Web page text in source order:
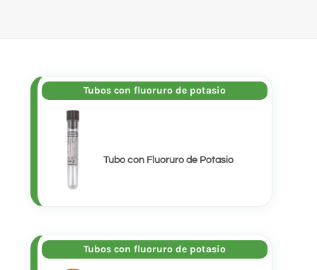
Tubos con fluoruro de potasio
Tubo con Fluoruro de Potasio
Tubos con fluoruro de potasio